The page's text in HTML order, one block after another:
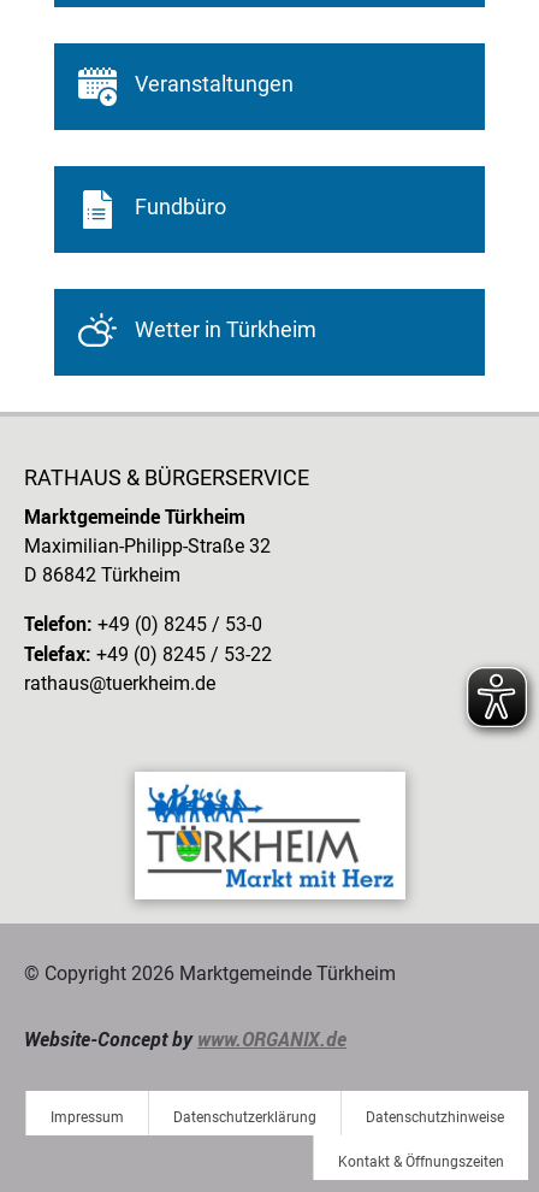
Veranstaltungen
Fundbüro
Wetter in Türkheim
RATHAUS & BÜRGERSERVICE
Marktgemeinde Türkheim
Maximilian-Philipp-Straße 32
D 86842 Türkheim
Telefon: +49 (0) 8245 / 53-0
Telefax: +49 (0) 8245 / 53-22
rathaus@tuerkheim.de
© Copyright 2026 Marktgemeinde Türkheim
Website-Concept bywww.ORGANIX.de
Impressum Datenschutzerklärung Datenschutzhinweise
Kontakt & Öffnungszeiten